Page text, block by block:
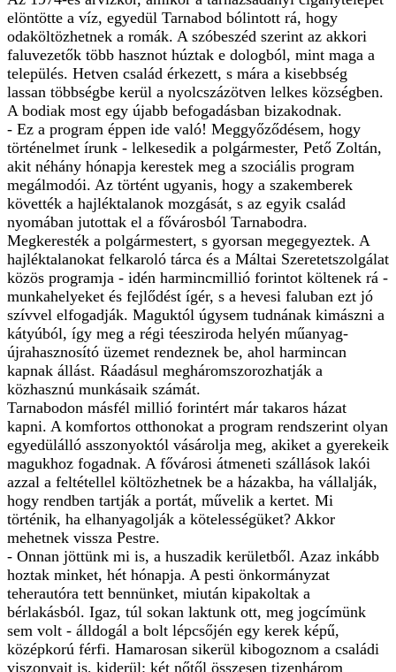
elöntötte a víz, egyedül Tarnabod bólintott rá, hogy
odaköltözhetnek a romák. A szóbeszéd szerint az akkori
faluvezetők több hasznot húztak e dologból, mint maga a
település. Hetven család érkezett, s mára a kisebbség
lassan többségbe kerül a nyolcszázötven lelkes községben.
A bodiak most egy újabb befogadásban bizakodnak.
- Ez a program éppen ide való! Meggyőződésem, hogy
történelmet írunk - lelkesedik a polgármester, Pető Zoltán,
akit néhány hónapja kerestek meg a szociális program
megálmodói. Az történt ugyanis, hogy a szakemberek
követték a hajléktalanok mozgását, s az egyik család
nyomában jutottak el a fővárosból Tarnabodra.
Megkeresték a polgármestert, s gyorsan megegyeztek. A
hajléktalanokat felkaroló tárca és a Máltai Szeretetszolgálat
közös programja - idén harmincmillió forintot költenek rá -
munkahelyeket és fejlődést ígér, s a hevesi faluban ezt jó
szívvel elfogadják. Maguktól úgysem tudnának kimászni a
kátyúból, így meg a régi téesziroda helyén műanyag-
újrahasznosító üzemet rendeznek be, ahol harmincan
kapnak állást. Ráadásul megháromszorozhatják a
közhasznú munkásaik számát.
Tarnabodon másfél millió forintért már takaros házat
kapni. A komfortos otthonokat a program rendszerint olyan
egyedülálló asszonyoktól vásárolja meg, akiket a gyerekeik
magukhoz fogadnak. A fővárosi átmeneti szállások lakói
azzal a feltétellel költözhetnek be a házakba, ha vállalják,
hogy rendben tartják a portát, művelik a kertet. Mi
történik, ha elhanyagolják a kötelességüket? Akkor
mehetnek vissza Pestre.
- Onnan jöttünk mi is, a huszadik kerületből. Azaz inkább
hoztak minket, hét hónapja. A pesti önkormányzat
teherautóra tett bennünket, miután kipakoltak a
bérlakásból. Igaz, túl sokan laktunk ott, meg jogcímünk
sem volt - álldogál a bolt lépcsőjén egy kerek képű,
középkorú férfi. Hamarosan sikerül kibogoznom a családi
viszonyait is, kiderül: két nőtől összesen tizenhárom